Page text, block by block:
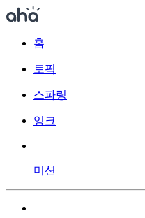
홈
토픽
스파링
잉크
미션